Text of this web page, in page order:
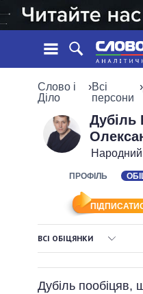
СТРІЧКА
ПОДІЇ
ДУМКИ
ОГЛЯДИ
ДАЙДЖЕСТИ
УСІ ПОЛІТИКИ
ПРЕЗИДЕНТ І
ВЕРХОВНА РАДА
КАБІНЕТ МІНІСТРІВ
Слово і
Діло
›Всі
персони
›
Дубіль
Народний
ПРОФІЛЬ
ВСІ ОБІЦЯНКИ
Дубіль пообіцяв,